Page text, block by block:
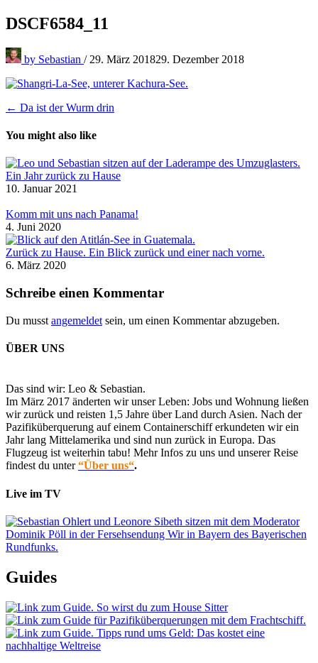
DSCF6584_11
by Sebastian / 29. März 201829. Dezember 2018
Beitragsnavigation
← Da ist der Wurm drin
You might also like
Ein Jahr zurück zu Hause
10. Januar 2021
Komm mit uns nach Panama!
4. Juni 2020
Zurück zu Hause. Ein Blick zurück und einer nach vorne.
6. März 2020
Schreibe einen Kommentar
Du musst angemeldet sein, um einen Kommentar abzugeben.
ÜBER UNS
Das sind wir: Leo & Sebastian.
Im März 2017 änderten wir unser Leben: Jobs und Wohnung ließen
wir zurück und reisten 1,5 Jahre über Land durch Asien. Nach der
Pazifiküberquerung auf einem Containerschiff erkundeten wir ein
Jahr lang Mittelamerika und sind nun zurück in Europa. Das
Flugzeug ist weiterhin tabu! Mehr Infos zu uns und unserer Reise
findest du unter“Über uns“.
Live im TV
Guides